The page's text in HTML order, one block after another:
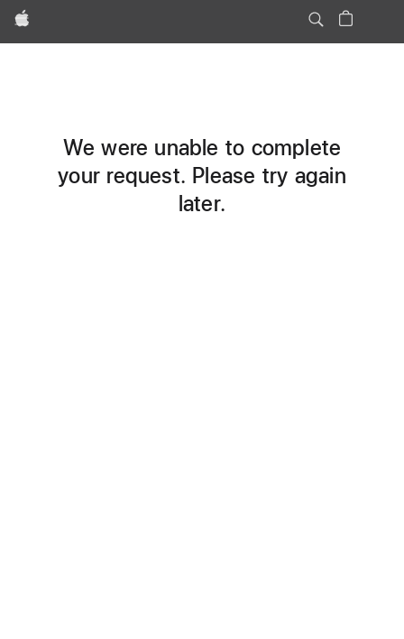
Apple
We were unable to complete
your request. Please try again
later.